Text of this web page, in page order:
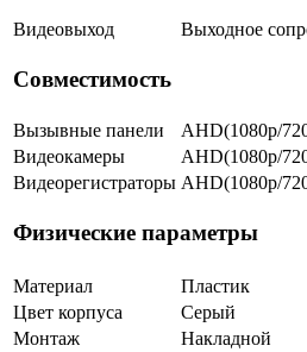
Видеовыход Выходное
Совместимость
Вызывные панели
AHD(1080p/
Видеокамеры
AHD(1080p/
Видеорегистраторы AHD(1080p/
Физические параметры
Материал
Пластик
Цвет корпуса
Серый
Монтаж
Накладной